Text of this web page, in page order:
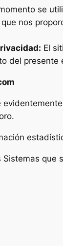
se
nos
El
del